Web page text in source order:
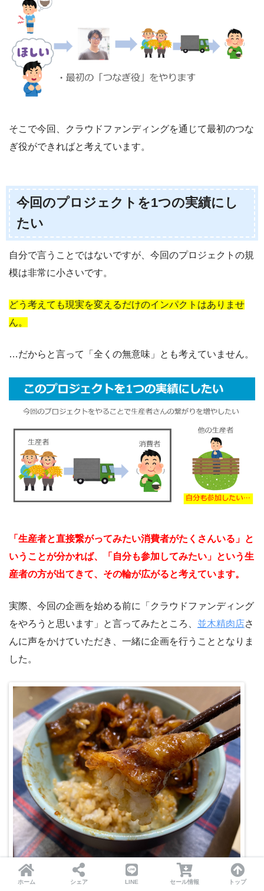
そこで今回、クラウドファンディングを通じて最初のつな
ぎ役ができればと考えています。
今回のプロジェクトを1つの実績にし
たい
自分で言うことではないですが、今回のプロジェクトの規
模は非常に小さいです。
どう考えても現実を変えるだけのインパクトはありませ
ん。
…だからと言って「全くの無意味」とも考えていません。
「生産者と直接繋がってみたい消費者がたくさんいる」と
いうことが分かれば、「自分も参加してみたい」という生
産者の方が出てきて、その輪が広がると考えています。
実際、今回の企画を始める前に「クラウドファンディング
をやろうと思います」と言ってみたところ、 並木精肉店さ
んに声をかけていただき、一緒に企画を行うこととなりま
した。
2020年7月4日
ホーム シェア LINE セール情報 トップ